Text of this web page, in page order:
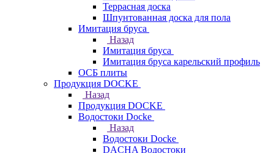
Террасная доска
Шпунтованная доска для пола
Имитация бруса
Назад
Имитация бруса
Имитация бруса карельский профиль
ОСБ плиты
Продукция DOCKE
Назад
Продукция DOCKE
Водостоки Docke
Назад
Водостоки Docke
DACHA Водостоки